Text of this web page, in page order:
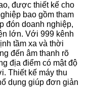
được thiết kế cho
bao gồm tham
đón doanh nghiệp,
lớn. Với 999 kênh
tầm xa và thời
đến âm thanh rõ
địa điểm có mật độ
Thiết kế máy thu
dụng giúp đơn giản